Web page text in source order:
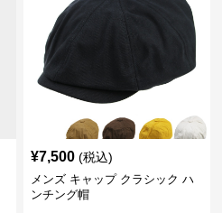
¥7,500 (税込)
メンズ キャップ クラシック ハ
ンチング帽